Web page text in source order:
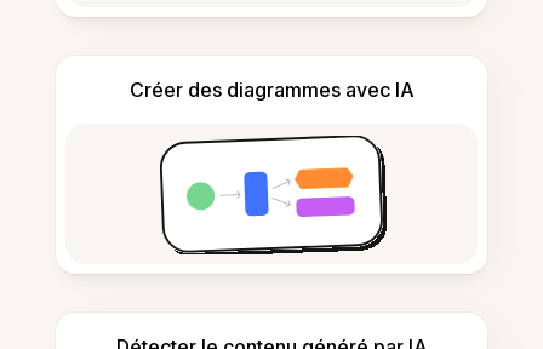
Créer des diagrammes avec IA